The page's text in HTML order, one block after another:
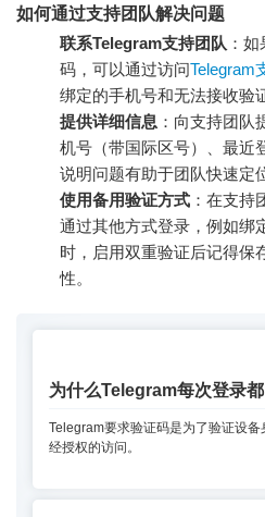
如何通过支持团队解决问题
联系Telegram支持团队 ：
码，可以通过访问Telegram
绑定的手机号和无法接收验
提供详细信息 ：向支持团队
机号（带国际区号）、最近
说明问题有助于团队快速定
使用备用验证方式 ：在支持
通过其他方式登录，例如绑
时，启用双重验证后记得保
性。
为什么Telegram每次登录
Telegram要求验证码是为了验证设
经授权的访问。